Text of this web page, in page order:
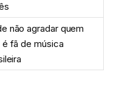
não agradar quem
é fã de música